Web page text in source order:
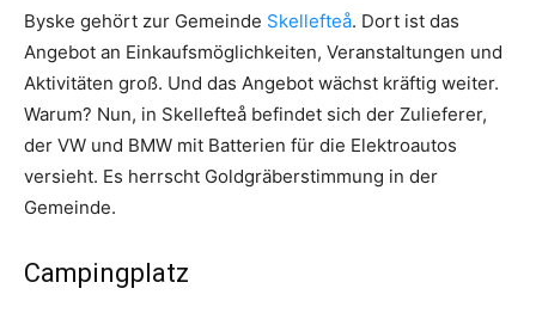
Byske gehört zur Gemeinde Skellefteå. Dort ist das
Angebot an Einkaufsmöglichkeiten, Veranstaltungen und
Aktivitäten groß. Und das Angebot wächst kräftig weiter.
Warum? Nun, in Skellefteå befindet sich der Zulieferer,
der VW und BMW mit Batterien für die Elektroautos
versieht. Es herrscht Goldgräberstimmung in der
Gemeinde.
Campingplatz